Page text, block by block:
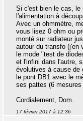
Si c'est bien le cas, le
l'alimentation à
Avec un ohmmètre,
vous lisez 0 ohm ou
monté sur radiateur
autour du transfo (j'en
le mode "test de
et l'infini dans l'autre,
évolutives à cause de
le pont DB1 avec le
ses pattes (6 mesures
Cordialement, Dom.
17 février 2017 à 12:36